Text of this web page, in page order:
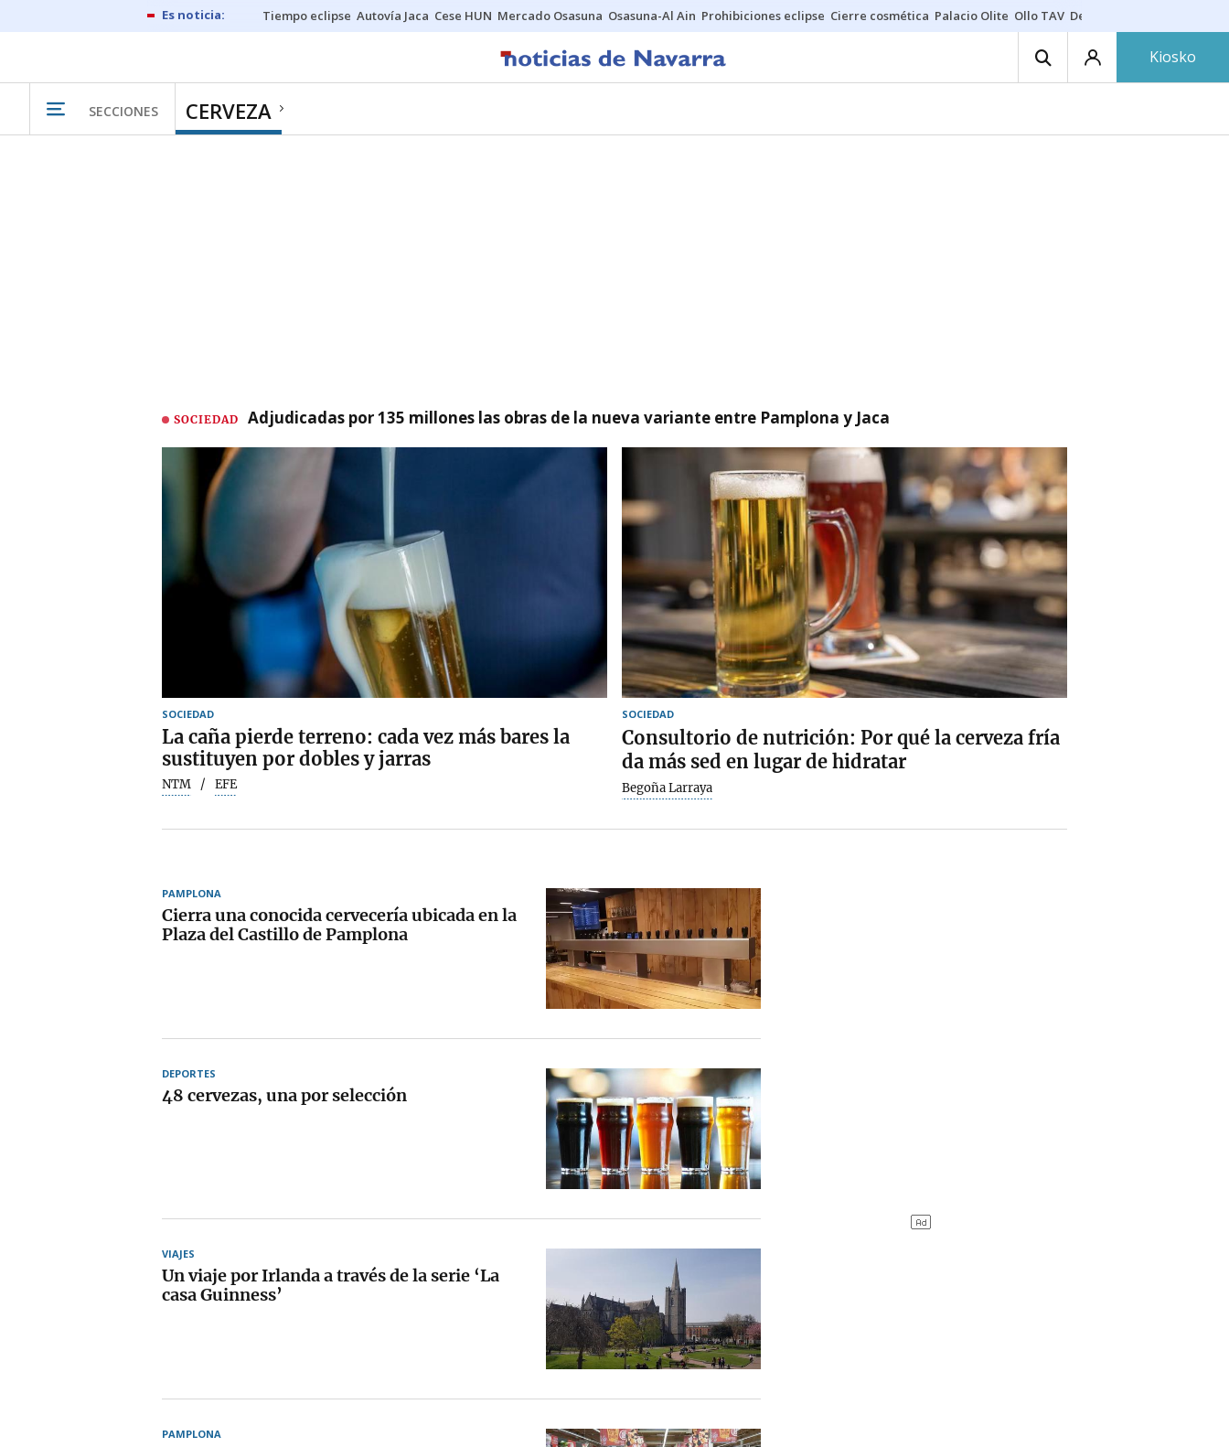
Tiempo eclipse Autovía Jaca Cese HUN Mercado Osasuna Osasuna-Al Ain Prohibiciones eclipse Cierre cosmética Palacio Olite Ollo TAV Derrama vecinos
Kiosko
SECCIONES CERVEZA
SOCIEDAD Adjudicadas por 135 millones las obras de la nueva variante entre Pamplona y Jaca
SOCIEDAD
La caña pierde terreno: cada vez más bares la
sustituyen por dobles y jarras
NTM EFE
SOCIEDAD
Consultorio de nutrición: Por qué la cerveza fría
da más sed en lugar de hidratar
Begoña Larraya
PAMPLONA
Cierra una conocida cervecería ubicada en la
Plaza del Castillo de Pamplona
DEPORTES
48 cervezas, una por selección
VIAJES
Un viaje por Irlanda a través de la serie ‘La
casa Guinness’
PAMPLONA